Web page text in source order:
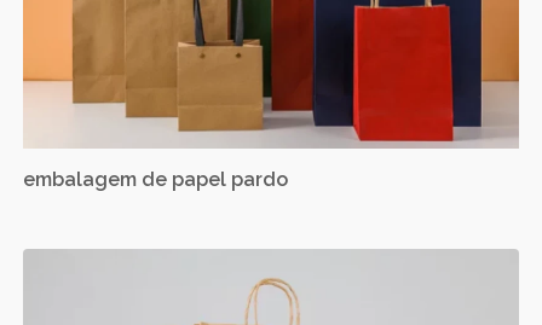
embalagem de papel pardo